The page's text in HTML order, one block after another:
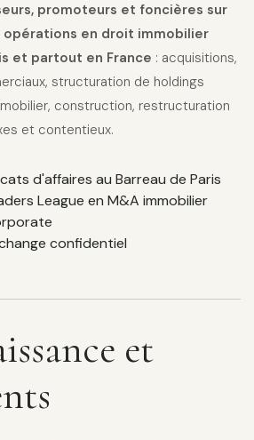
promoteurs et foncières sur
opérations en droit immobilier
et partout en France : acquisitions,
structuration de holdings
construction, restructuration
et contentieux.
d'affaires au Barreau de Paris
League en M&A immobilier
confidentiel
et